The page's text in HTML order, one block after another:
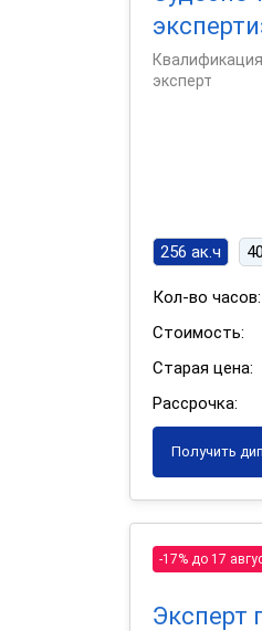
эксперт
256 ак.ч
Кол-во часов:
Стоимость:
Старая цена:
Рассрочка:
Получить
-17% до 17
Эксперт